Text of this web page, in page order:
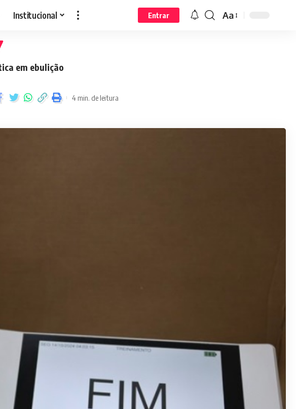
Institucional Entrar Aa
em ebulição
4 min. de leitura